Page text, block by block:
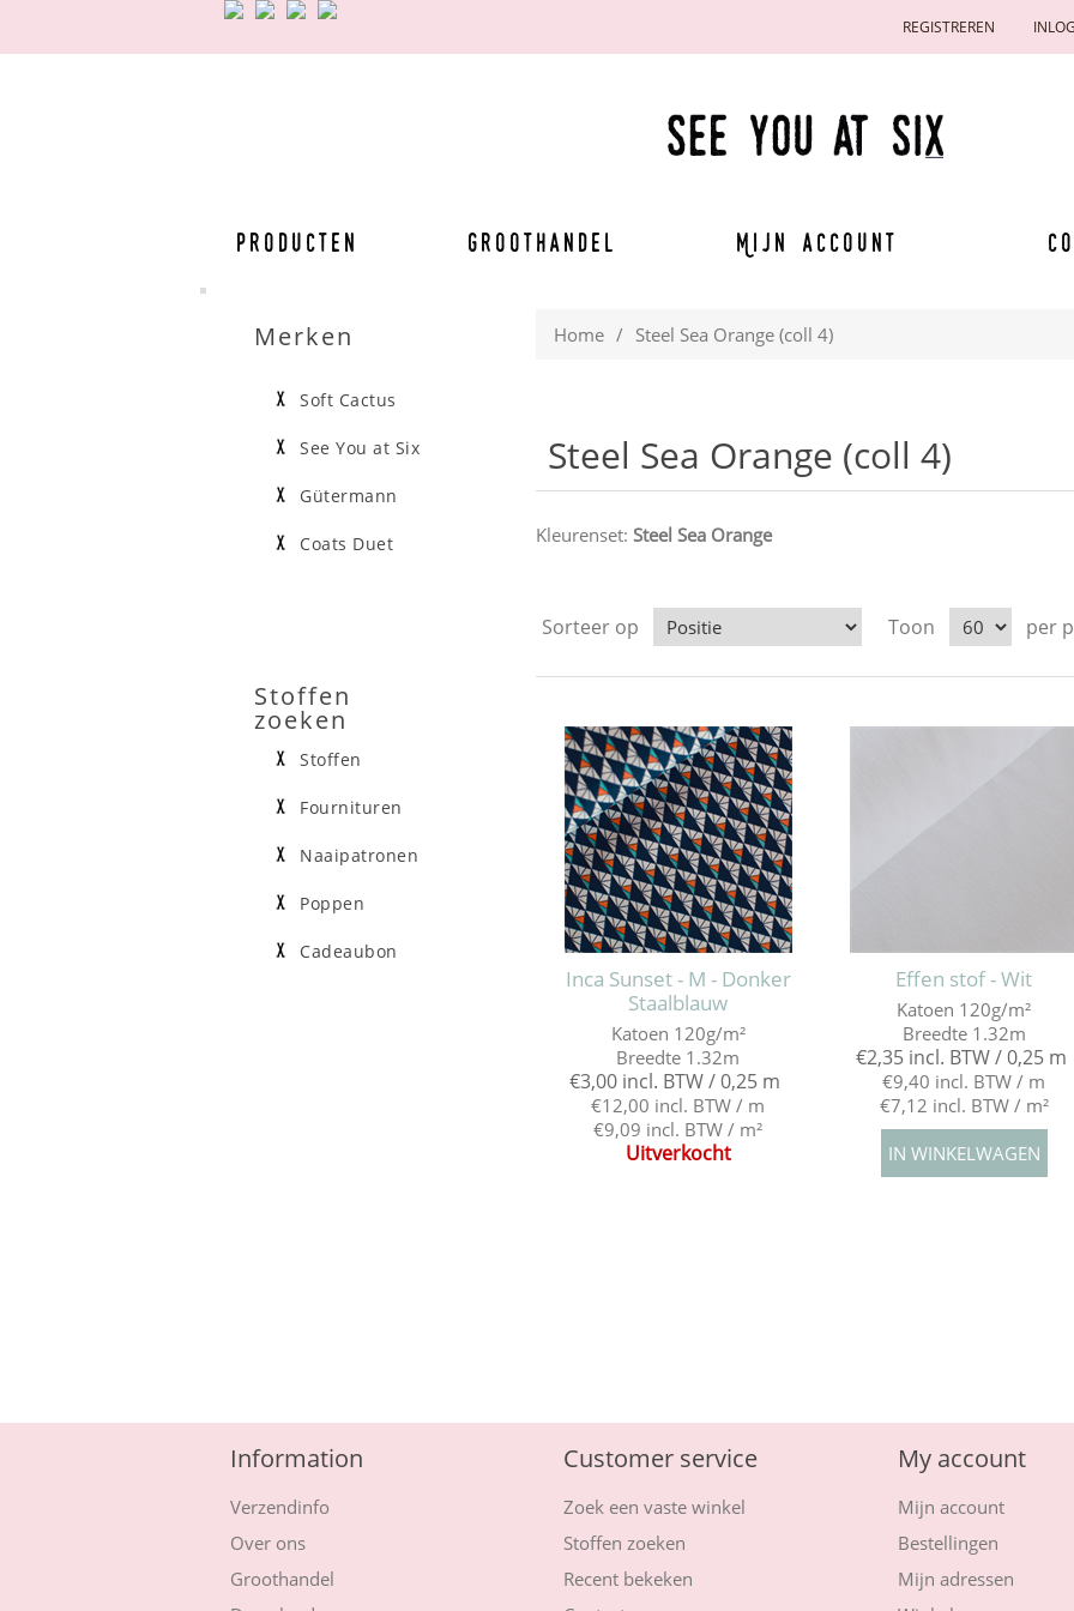
REGISTREREN
Producten Groothandel Mijn account
Home / Steel Sea Orange (coll 4)
Steel Sea Orange (coll 4)
Kleurenset: Steel Sea Orange
Sorteer op Toon per
Inca Sunset - M - Donker
Staalblauw
Katoen 120g/m²
Breedte 1.32m
€3,00 incl. BTW / 0,25 m
€12,00 incl. BTW / m
€9,09 incl. BTW / m²
Uitverkocht
Effen stof - Wit
Katoen 120g/m²
Breedte 1.32m
€2,35 incl. BTW / 0,25 m
€9,40 incl. BTW / m
€7,12 incl. BTW / m²
Merken
Soft Cactus
See You at Six
Gütermann
Coats Duet
Stoffen
zoeken
Stoffen
Fournituren
Naaipatronen
Poppen
Cadeaubon
Information
Verzendinfo
Over ons
Groothandel
Customer service
Zoek een vaste winkel
Stoffen zoeken
Recent bekeken
My account
Mijn account
Bestellingen
Mijn adressen